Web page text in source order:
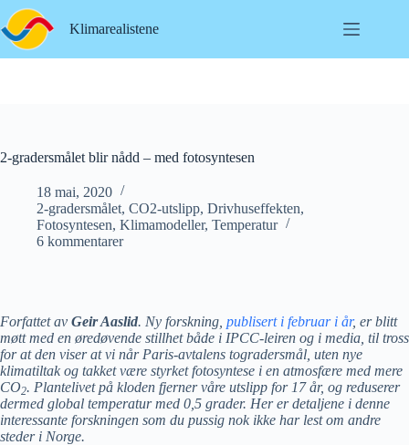
Hopp
til
innholdet
Klimarealistene
2-gradersmålet blir nådd – med fotosyntesen
18 mai, 2020
2-gradersmålet, CO2-utslipp, Drivhuseffekten,
Fotosyntesen, Klimamodeller, Temperatur
6 kommentarer
Forfattet av Geir Aaslid. Ny forskning, publisert i februar i år, er blitt
møtt med en øredøvende stillhet både i IPCC-leiren og i media, til tross
for at den viser at vi når Paris-avtalens togradersmål, uten nye
klimatiltak og takket være styrket fotosyntese i en atmosfære med mere
CO2. Plantelivet på kloden fjerner våre utslipp for 17 år, og reduserer
dermed global temperatur med 0,5 grader. Her er detaljene i denne
interessante forskningen som du pussig nok ikke har lest om andre
steder i Norge.